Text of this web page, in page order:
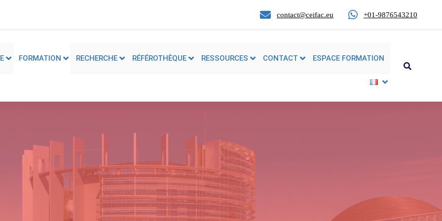
contact@ceifac.eu +01-9876543210
FORMATION RECHERCHE RÉFÉROTHÈQUE RESSOURCES CONTACT ESPACE FORMATION